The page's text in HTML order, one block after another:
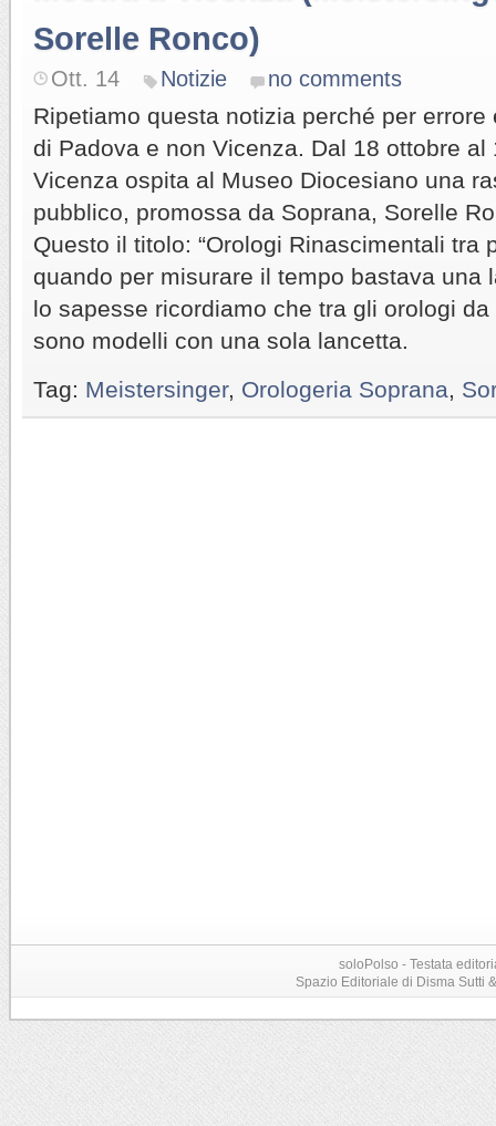
Sorelle Ronco)
Ott. 14 Notizie no comments
Ripetiamo questa notizia perché per
di Padova e non Vicenza. Dal 18 ottobre al
Vicenza ospita al Museo Diocesiano una
pubblico, promossa da Soprana, Sorelle
Questo il titolo: “Orologi Rinascimentali tra
quando per misurare il tempo bastava una
lo sapesse ricordiamo che tra gli orologi
sono modelli con una sola lancetta.
Tag: Meistersinger, Orologeria Soprana
soloPolso - Testata
Spazio Editoriale di Disma Sutti